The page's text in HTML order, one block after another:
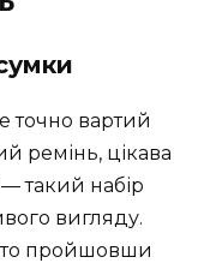
точно вартий
ремінь, цікава
такий набір
вигляду.
пройшовши